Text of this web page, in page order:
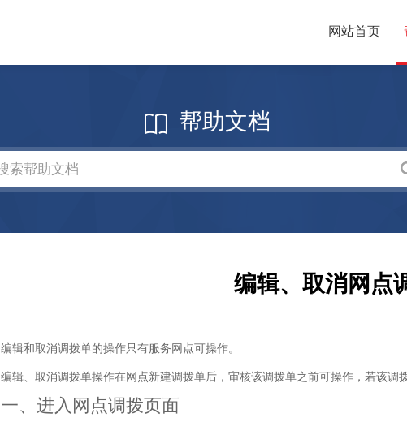
网站首页
帮助文档
编辑、取消网点
编辑和取消调拨单的操作只有服务网点可操作。
编辑、取消调拨单操作在网点新建调拨单后，审核该调拨单之前可操作，若该调
一、进入网点调拨页面